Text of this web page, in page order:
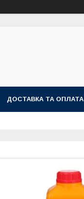
ДОСТАВКА ТА ОПЛАТА